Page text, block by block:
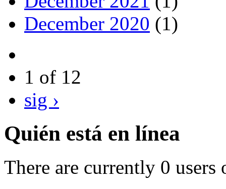
December 2020 (1)
1 of 12
sig ›
Quién está en línea
There are currently 0 users